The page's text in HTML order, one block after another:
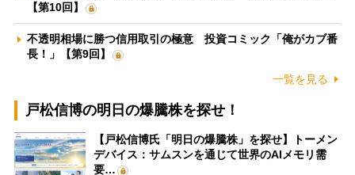
【第10回】
不透明相場に勝つ信用取引の極意 投資コミック「俺がカブ番
長！」【第9回】
一覧を見る
戸松信博の明日の爆騰株を探せ！
【戸松信博氏「明日の爆騰株」を探せ】トーメン
デバイス：サムスンを通じて世界のAIメモリ需
要…